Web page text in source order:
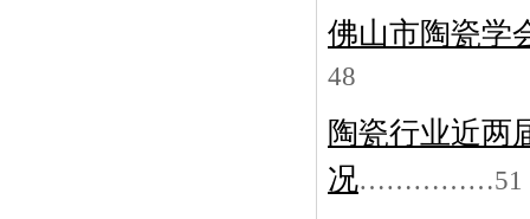
佛山市陶瓷学
48
陶瓷行业近两
况……………51